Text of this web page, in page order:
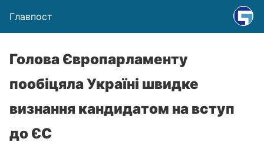
Главпост
Голова Європарламенту
пообіцяла Україні швидке
визнання кандидатом на вступ
до ЄС